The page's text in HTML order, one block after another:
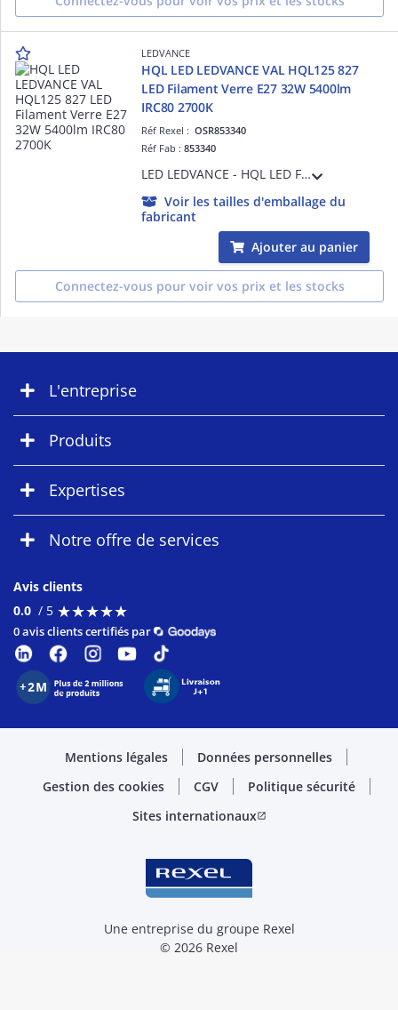
LEDVANCE
HQL LED LEDVANCE VAL HQL125 827
LED Filament Verre E27 32W 5400lm
IRC80 2700K
Réf Rexel :OSR853340
Réf Fab :853340
LED LEDVANCE - HQL LED Filament VALUE - 827 - E27 - 360 ° - 32W - Equivalence 125 W - 5400 lm - Ra80 - 2700 K - 25000 h - Ta -20°C à + 50°C - Classe D - Garantie 3 ans
Voir les tailles d'emballage du
fabricant
Ajouter au panier
Connectez-vous pour voir vos prix et les stocks
L'entreprise
Produits
Expertises
Notre offre de services
Avis clients
0.0 / 5 ★★★★★
★★★★★
0 avis clients certifiés par
Mentions légales
Données personnelles
Gestion des cookies
CGV
Politique sécurité
Sites internationauxopen_in_new
Une entreprise du groupe Rexel
© 2026 Rexel